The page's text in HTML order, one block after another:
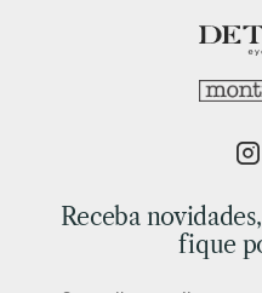
Receba
fique